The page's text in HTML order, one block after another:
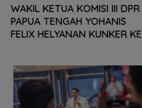
WAKIL KETUA KOMISI III DPR
PAPUA TENGAH YOHANIS
FELIX HELYANAN KUNKER KE
BENAHI DEMI MEMBERI
DAMPAK BAIK BAGI
MASYARAKAT